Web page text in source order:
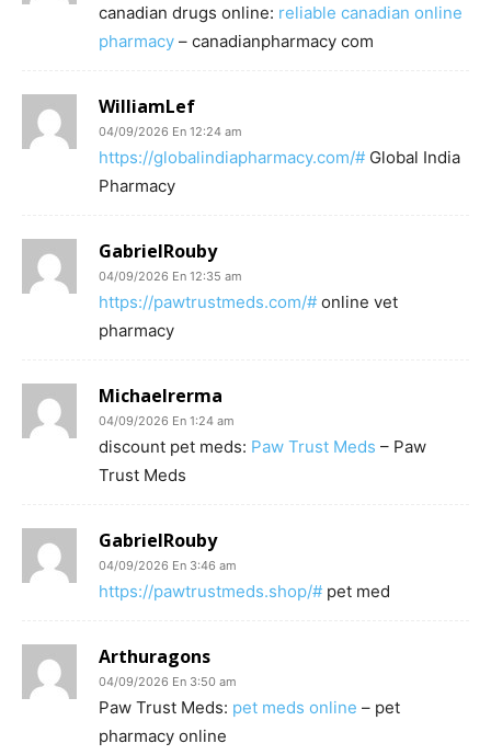
canadian drugs online: reliable canadian online
pharmacy – canadianpharmacy com
WilliamLef
04/09/2026 En 12:24 am
https://globalindiapharmacy.com/# Global India
Pharmacy
GabrielRouby
04/09/2026 En 12:35 am
https://pawtrustmeds.com/# online vet
pharmacy
Michaelrerma
04/09/2026 En 1:24 am
discount pet meds: Paw Trust Meds – Paw
Trust Meds
GabrielRouby
04/09/2026 En 3:46 am
https://pawtrustmeds.shop/# pet med
Arthuragons
04/09/2026 En 3:50 am
Paw Trust Meds: pet meds online – pet
pharmacy online